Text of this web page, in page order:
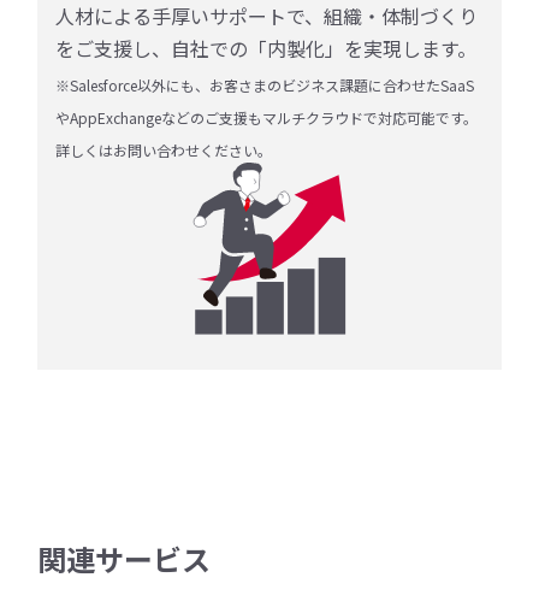
人材による手厚いサポートで、組織・体制づくり
をご⽀援し、⾃社での「内製化」を実現します。
※Salesforce以外にも、お客さまのビジネス課題に合わせたSaaS
やAppExchangeなどのご支援もマルチクラウドで対応可能です。
詳しくはお問い合わせください。
関連サービス